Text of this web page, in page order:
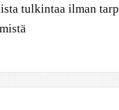
tulkintaa ilman